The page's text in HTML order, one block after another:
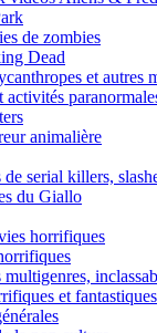
de zombies
Dead
et autres
activités
animalière
serial killers,
du Giallo
horrifiques
multigenres,
et fantastiques